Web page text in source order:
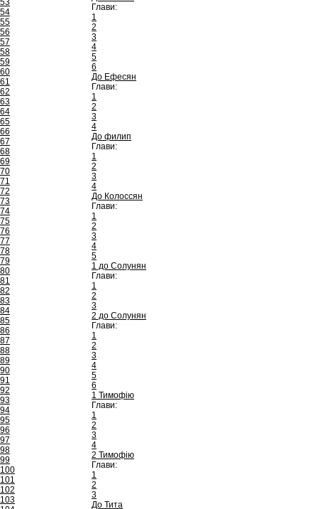
53
54
55
56
57
58
59
60
61
62
63
64
65
66
67
68
69
70
71
72
73
74
75
76
77
78
79
80
81
82
83
84
85
86
87
88
89
90
91
92
93
94
95
96
97
98
99
100
101
102
103
Глави:
1
2
3
4
5
6
До Ефесян
Глави:
1
2
3
4
До филип
Глави:
1
2
3
4
До Колоссян
Глави:
1
2
3
4
5
1 до Солунян
Глави:
1
2
3
2 до Солунян
Глави:
1
2
3
4
5
6
1 Тимофію
Глави:
1
2
3
4
2 Тимофію
Глави:
1
2
3
До Тита